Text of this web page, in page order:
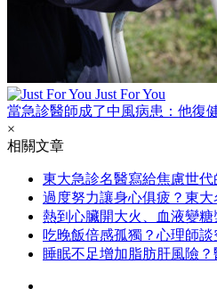
Just For You
當急診醫師成了中風病患：他復
×
相關文章
東大急診名醫寫給焦慮世
過度努力讓身心俱疲？東
熱到心臟開大火、血液變
吃晚飯倍感孤獨？心理師
睡眠不足增加脂肪肝風險